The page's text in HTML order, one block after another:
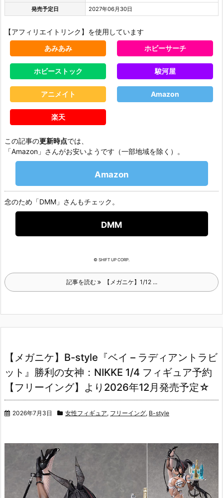
発売予定日 2027年06月30日
【アフィリエイトリンク】を使用しています
あみあみ
ホビーサーチ
ホビーストック 駿河屋
アニメイト Amazon
楽天
この記事の更新時点では、
「Amazon」さんがお安いようです（一部地域を除く）。
Amazon
念のため「DMM」さんもチェック。
DMM
© SHIFT UP CORP.
記事を読む 【メガニケ】1/12 ...
【メガニケ】B-style『ベイ – ラディアントラビ
ット』勝利の女神：NIKKE 1/4 フィギュア予約
【フリーイング】より2026年12月発売予定☆
2026年7月3日 女性フィギュア, フリーイング, B-style